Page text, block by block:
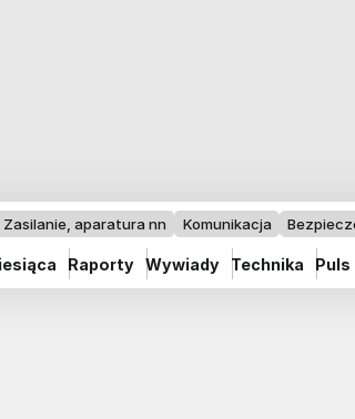
Zasilanie, aparatura nn Komunikacja
Raporty Wywiady Technika Puls